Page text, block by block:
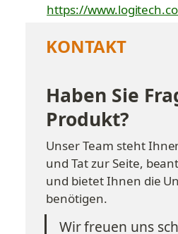
https://
KONTAKT
Haben Sie
Produkt?
Unser Team steht
und Tat zur Seite,
und bietet Ihnen die
benötigen.
Wir freuen uns